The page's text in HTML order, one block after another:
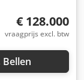
€ 128.000
vraagprijs excl. btw
Bellen